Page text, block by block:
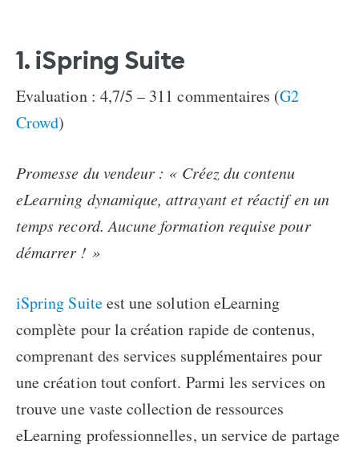
1. iSpring Suite
Evaluation : 4,7/5 – 311 commentaires (G2
Crowd)
Promesse du vendeur : « Créez du contenu
eLearning dynamique, attrayant et réactif en un
temps record. Aucune formation requise pour
démarrer ! »
iSpring Suiteest une solution eLearning
complète pour la création rapide de contenus,
comprenant des services supplémentaires pour
une création tout confort. Parmi les services on
trouve une vaste collection de ressources
eLearning professionnelles, un service de partage